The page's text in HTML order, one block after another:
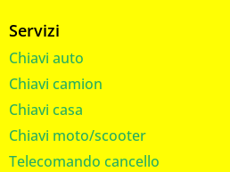
Servizi
Chiavi auto
Chiavi camion
Chiavi casa
Chiavi moto/scooter
Telecomando cancello